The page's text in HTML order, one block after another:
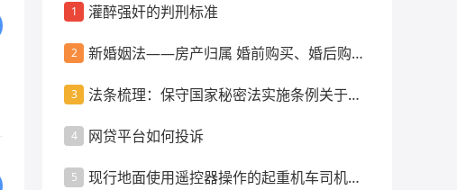
1 灌醉强奸的判刑标准
2
新婚姻法——房产归属 婚前购买、婚后购
3
法条梳理：保守国家秘密法实施条例关于监
4 网贷平台如何投诉
5
现行地面使用遥控器操作的起重机车司机是